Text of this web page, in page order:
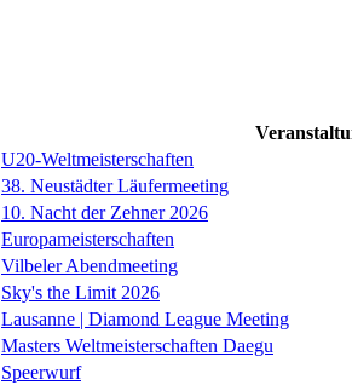
U20-Weltmeisterschaften
38. Neustädter Läufermeeting
10. Nacht der Zehner 2026
Europameisterschaften
Vilbeler Abendmeeting
Sky's the Limit 2026
Lausanne | Diamond League Meeting
Masters Weltmeisterschaften Daegu
Speerwurf